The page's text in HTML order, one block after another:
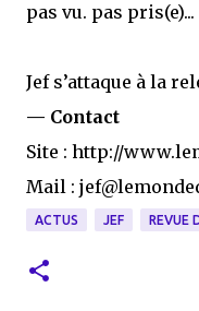
pas vu. pas pris(e)...
Jef s’attaque à la
— Contact
Site : http://
Mail :
ACTUS JEF REVUE